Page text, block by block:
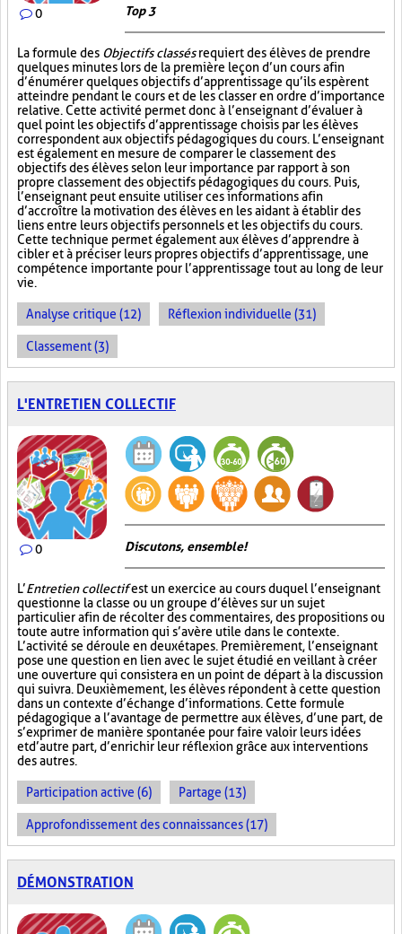
0 Top 3
La formule des Objectifs classésrequiert des élèves de prendre
quelques minutes lors de la première leçon d’un cours afin
d’énumérer quelques objectifs d’apprentissage qu’ils espèrent
atteindre pendant le cours et de les classer en ordre d’importance
relative. Cette activité permet donc à l’enseignant d’évaluer à
quel point les objectifs d’apprentissage choisis par les élèves
correspondent aux objectifs pédagogiques du cours. L’enseignant
est également en mesure de comparer le classement des
objectifs des élèves selon leur importance par rapport à son
propre classement des objectifs pédagogiques du cours. Puis,
l’enseignant peut ensuite utiliser ces informations afin
d’accroître la motivation des élèves en les aidant à établir des
liens entre leurs objectifs personnels et les objectifs du cours.
Cette technique permet également aux élèves d’apprendre à
cibler et à préciser leurs propres objectifs d’apprentissage, une
compétence importante pour l’apprentissage tout au long de leur
vie.
Analyse critique (12) Réflexion individuelle (31)
Classement (3)
L'ENTRETIEN COLLECTIF
0 Discutons, ensemble!
L’Entretien collectifest un exercice au cours duquel l’enseignant
questionne la classe ou un groupe d’élèves sur un sujet
particulier afin de récolter des commentaires, des propositions ou
toute autre information qui s’avère utile dans le contexte.
L’activité se déroule en deux étapes. Premièrement, l’enseignant
pose une question en lien avec le sujet étudié en veillant à créer
une ouverture qui consistera en un point de départ à la discussion
qui suivra. Deuxièmement, les élèves répondent à cette question
dans un contexte d’échange d’informations. Cette formule
pédagogique a l’avantage de permettre aux élèves, d’une part, de
s’exprimer de manière spontanée pour faire valoir leurs idées
et d’autre part, d’enrichir leur réflexion grâce aux interventions
des autres.
Participation active (6) Partage (13)
Approfondissement des connaissances (17)
DÉMONSTRATION